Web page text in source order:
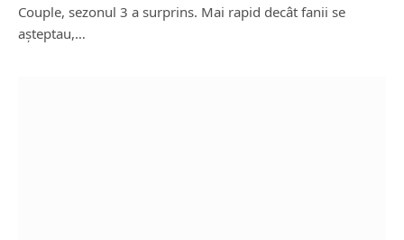
Couple, sezonul 3 a surprins. Mai rapid decât fanii se
așteptau,…